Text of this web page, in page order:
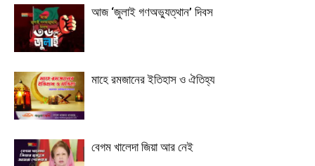
আজ ‘জুলাই গণঅভ্যুত্থান’ দিবস
মাহে রমজানের ইতিহাস ও ঐতিহ্য
বেগম খালেদা জিয়া আর নেই